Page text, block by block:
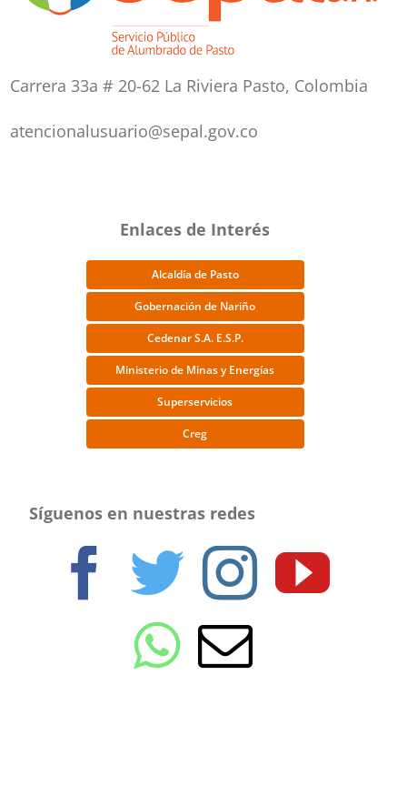
Carrera 33a # 20-62 La Riviera Pasto, Colombia
atencionalusuario@sepal.gov.co
Enlaces de Interés
Alcaldía de Pasto
Gobernación de Nariño
Cedenar S.A. E.S.P.
Ministerio de Minas y Energías
Superservicios
Creg
Síguenos en nuestras redes